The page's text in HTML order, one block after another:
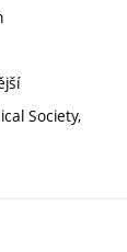
Society,